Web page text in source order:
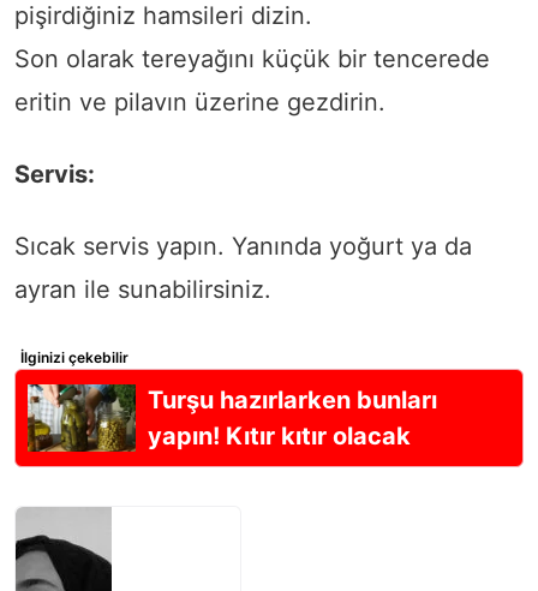
pişirdiğiniz hamsileri dizin.
Son olarak tereyağını küçük bir tencerede
eritin ve pilavın üzerine gezdirin.
Servis:
Sıcak servis yapın. Yanında yoğurt ya da
ayran ile sunabilirsiniz.
İlginizi çekebilir
Turşu hazırlarken bunları
yapın! Kıtır kıtır olacak